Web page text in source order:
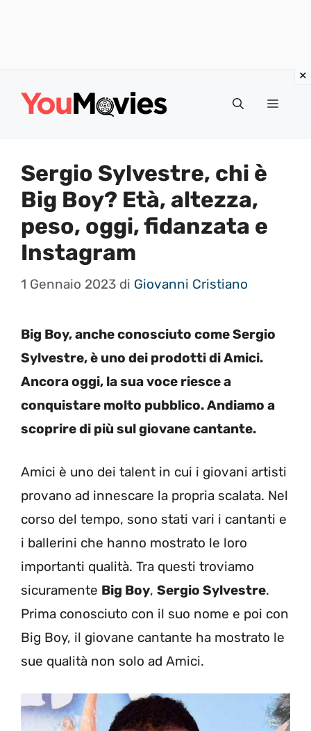
Menu
Sergio Sylvestre, chi è
Big Boy? Età, altezza,
peso, oggi, fidanzata e
Instagram
1 Gennaio 2023 di Giovanni Cristiano
Big Boy, anche conosciuto come Sergio
Sylvestre, è uno dei prodotti di Amici.
Ancora oggi, la sua voce riesce a
conquistare molto pubblico. Andiamo a
scoprire di più sul giovane cantante.
Amici è uno dei talent in cui i giovani artisti
provano ad innescare la propria scalata. Nel
corso del tempo, sono stati vari i cantanti e
i ballerini che hanno mostrato le loro
importanti qualità. Tra questi troviamo
sicuramente Big Boy, Sergio Sylvestre.
Prima conosciuto con il suo nome e poi con
Big Boy, il giovane cantante ha mostrato le
sue qualità non solo ad Amici.